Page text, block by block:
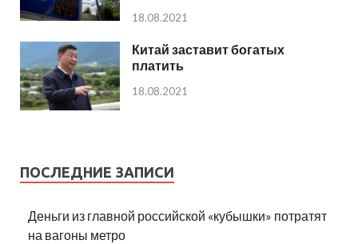
18.08.2021
Китай заставит богатых
платить
18.08.2021
ПОСЛЕДНИЕ ЗАПИСИ
Деньги из главной российской «кубышки» потратят
на вагоны метро